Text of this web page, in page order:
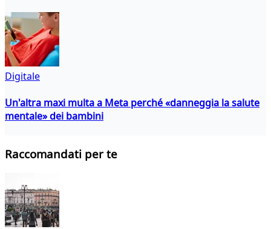
Digitale
Un'altra maxi multa a Meta perché «danneggia la salute
mentale» dei bambini
Raccomandati per te